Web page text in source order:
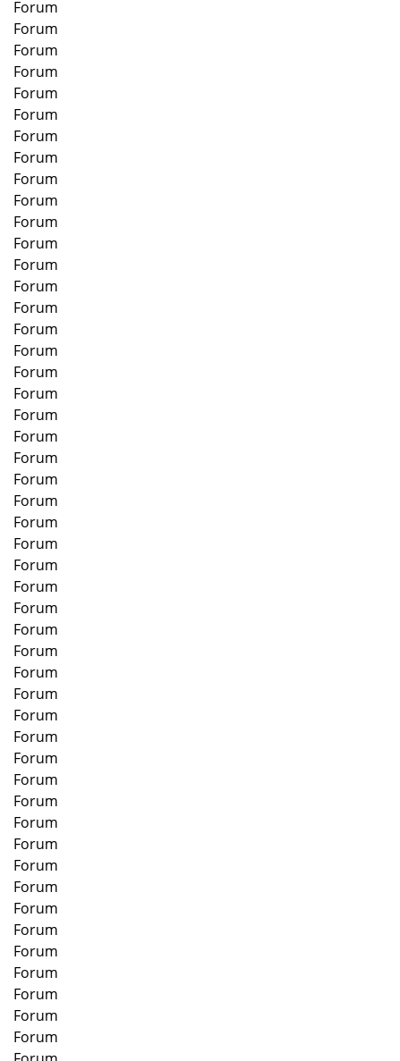
Forum
Forum
Forum
Forum
Forum
Forum
Forum
Forum
Forum
Forum
Forum
Forum
Forum
Forum
Forum
Forum
Forum
Forum
Forum
Forum
Forum
Forum
Forum
Forum
Forum
Forum
Forum
Forum
Forum
Forum
Forum
Forum
Forum
Forum
Forum
Forum
Forum
Forum
Forum
Forum
Forum
Forum
Forum
Forum
Forum
Forum
Forum
Forum
Forum